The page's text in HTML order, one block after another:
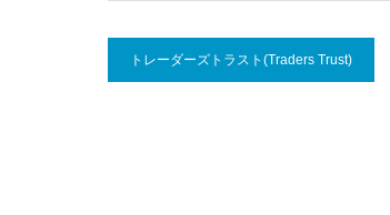
トレーダーズトラスト(Traders Trust)